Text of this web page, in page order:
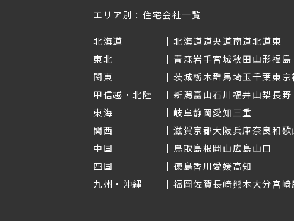
エリア別：住宅会社一覧
北海道 北海道道央道南道北道東
東北
青森岩手宮城秋田山形福島
関東
茨城栃木群馬埼玉千葉東京
甲信越・北陸
新潟富山石川福井山梨長野
東海
岐阜静岡愛知三重
関西
滋賀京都大阪兵庫奈良和歌
中国
鳥取島根岡山広島山口
四国
徳島香川愛媛高知
九州・沖縄
福岡佐賀長崎熊本大分宮崎
2026年3月11日